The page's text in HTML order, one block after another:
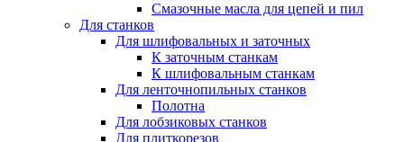
Смазочные масла для цепей и пил
Для станков
Для шлифовальных и заточных
К заточным станкам
К шлифовальным станкам
Для ленточнопильных станков
Полотна
Для лобзиковых станков
Для плиткорезов